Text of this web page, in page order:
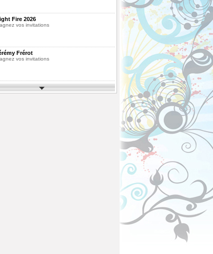
Fire 2026
vos invitations
Frérot
vos invitations
d'Attractions et de Loisirs 2026